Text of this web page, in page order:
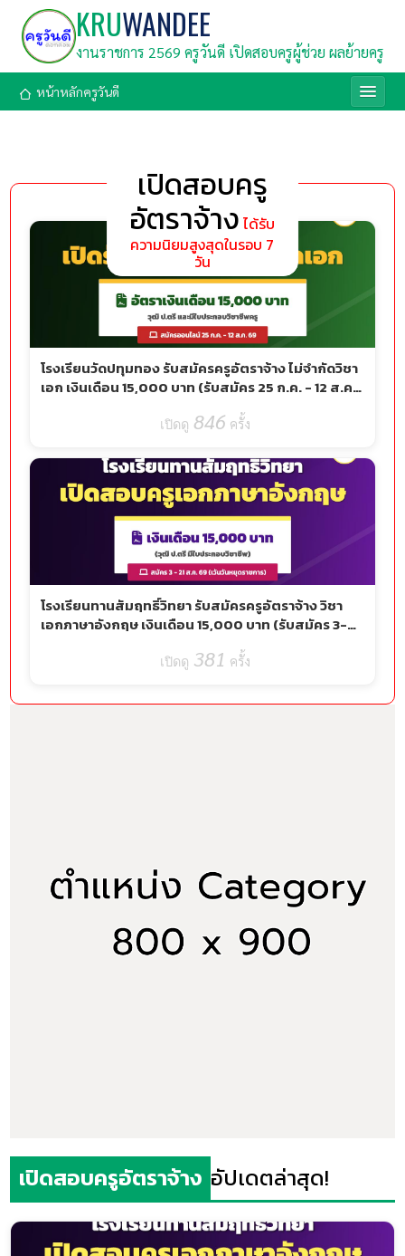
KRUWANDEE
งานราชการ 2569 ครูวันดี เปิดสอบครูผู้ช่วย ผลย้ายครู
หน้าหลักครูวันดี
เปิดสอบครู
อัตราจ้าง ได้รับ
ความนิยมสูงสุดในรอบ 7
วัน
โรงเรียนวัดปทุมทอง รับสมัครครูอัตราจ้าง ไม่จำกัดวิชา
เอก เงินเดือน 15,000 บาท (รับสมัคร 25 ก.ค. - 12 ส.ค.
846 ครั้ง
โรงเรียนทานสัมฤทธิ์วิทยา รับสมัครครูอัตราจ้าง วิชา
เอกภาษาอังกฤษ เงินเดือน 15,000 บาท (รับสมัคร 3-21
381 ครั้ง
เปิดสอบครูอัตราจ้าง อัปเดตล่าสุด!